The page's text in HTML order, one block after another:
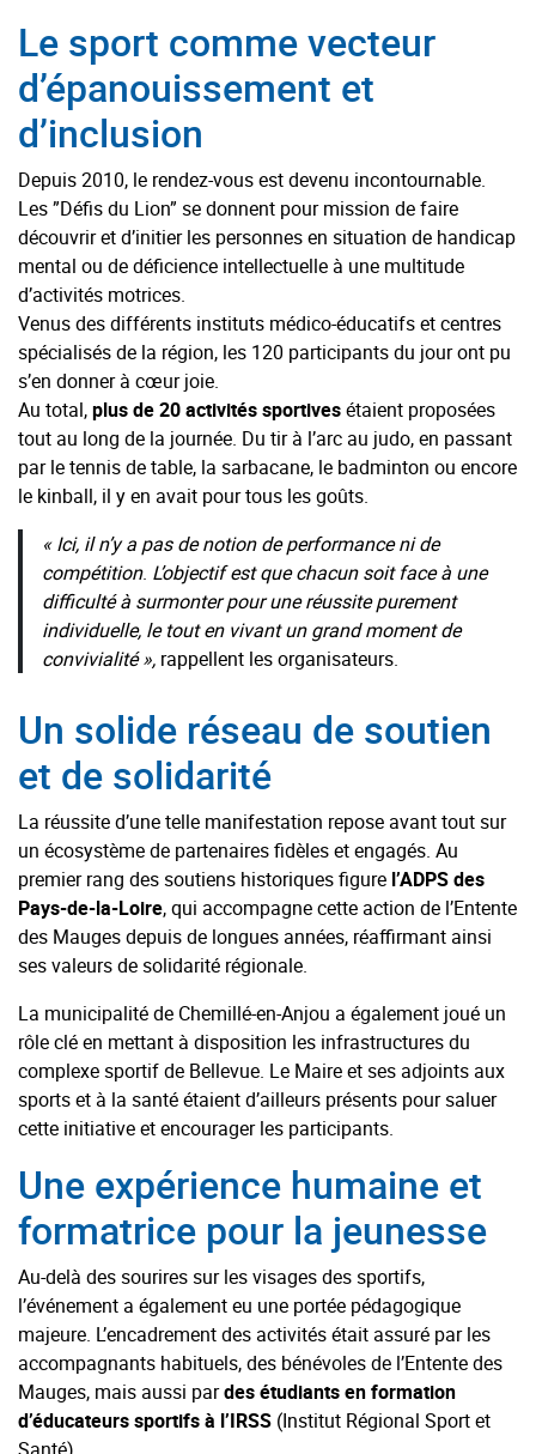
Le sport comme vecteur
d’épanouissement et
d’inclusion
Depuis 2010, le rendez-vous est devenu incontournable.
Les ”Défis du Lion” se donnent pour mission de faire
découvrir et d’initier les personnes en situation de handicap
mental ou de déficience intellectuelle à une multitude
d’activités motrices.
Venus des différents instituts médico-éducatifs et centres
spécialisés de la région, les 120 participants du jour ont pu
s’en donner à cœur joie.
Au total,plus de 20 activités sportivesétaient proposées
tout au long de la journée. Du tir à l’arc au judo, en passant
par le tennis de table, la sarbacane, le badminton ou encore
le kinball, il y en avait pour tous les goûts.
« Ici, il n’y a pas de notion de performance ni de
compétition. L’objectif est que chacun soit face à une
difficulté à surmonter pour une réussite purement
individuelle, le tout en vivant un grand moment de
convivialité », rappellent les organisateurs.
Un solide réseau de soutien
et de solidarité
La réussite d’une telle manifestation repose avant tout sur
un écosystème de partenaires fidèles et engagés. Au
premier rang des soutiens historiques figure l’ADPS des
Pays-de-la-Loire, qui accompagne cette action de l’Entente
des Mauges depuis de longues années, réaffirmant ainsi
ses valeurs de solidarité régionale.
La municipalité de Chemillé-en-Anjou a également joué un
rôle clé en mettant à disposition les infrastructures du
complexe sportif de Bellevue. Le Maire et ses adjoints aux
sports et à la santé étaient d’ailleurs présents pour saluer
cette initiative et encourager les participants.
Une expérience humaine et
formatrice pour la jeunesse
Au-delà des sourires sur les visages des sportifs,
l’événement a également eu une portée pédagogique
majeure. L’encadrement des activités était assuré par les
accompagnants habituels, des bénévoles de l’Entente des
Mauges, mais aussi pardes étudiants en formation
d’éducateurs sportifs à l’IRSS (Institut Régional Sport et